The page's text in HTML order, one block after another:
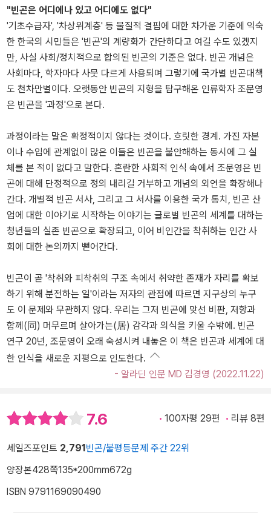
"빈곤은 어디에나 있고 어디에도 없다"
'기초수급자', '차상위계층' 등 물질적 결핍에 대한 차가운 기준에 익숙
한 한국의 시민들은 '빈곤'의 계량화가 간단하다고 여길 수도 있겠지
만, 사실 사회/정치적으로 합의된 빈곤의 기준은 없다. 빈곤 개념은
사회마다, 학자마다 사뭇 다르게 사용되며 그렇기에 국가별 빈곤대책
도 천차만별이다. 오랫동안 빈곤의 지형을 탐구해온 인류학자 조문영
은 빈곤을 '과정'으로 본다.
과정이라는 말은 확정적이지 않다는 것이다. 흐릿한 경계. 가진 자본
이나 수입에 관계없이 많은 이들은 빈곤을 불안해하는 동시에 그 실
체를 본 적이 없다고 말한다. 혼란한 사회적 인식 속에서 조문영은 빈
곤에 대해 단정적으로 정의 내리길 거부하고 개념의 외연을 확장해나
간다. 개별적 빈곤 서사, 그리고 그 서사를 이용한 국가 통치, 빈곤 산
업에 대한 이야기로 시작하는 이야기는 글로벌 빈곤의 세계를 대하는
청년들의 실존 빈곤으로 확장되고, 이어 비인간을 착취하는 인간 사
회에 대한 논의까지 뻗어간다.
빈곤이 곧 '착취와 피착취의 구조 속에서 취약한 존재가 자리를 확보
하기 위해 분전하는 일'이라는 저자의 관점에 따르면 지구상의 누구
도 이 문제와 무관하지 않다. 우리는 그저 빈곤에 맞선 비판, 저항과
함께(同) 머무르며 살아가는(居) 감각과 의식을 키울 수밖에. 빈곤
연구 20년, 조문영이 오래 숙성시켜 내놓은 이 책은 빈곤과 세계에 대
한 인식을 새로운 지평으로 인도한다.
- 알라딘 인문 MD 김경영 (2022.11.22)
7.6 100자평 29편 리뷰 8편
세일즈포인트 2,791빈곤/불평등문제 주간 22위
양장본428쪽135*200mm672g
ISBN 9791169090490